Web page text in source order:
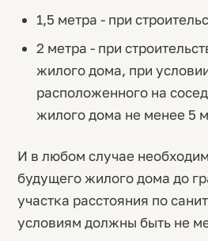
1,5 метра - при
2 метра - при
жилого дома, при
расположенного на
жилого дома не менее 5
И в любом случае
будущего жилого дома до
участка расстояния по
условиям должны быть не